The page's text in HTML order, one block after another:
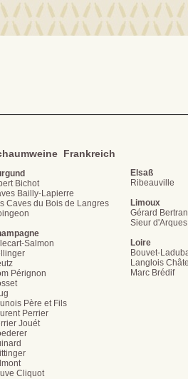
Frankreich
Bichot
Bailly-Lapierre
Caves du Bois de Langres
Salmon
Pérignon
Père et Fils
Perrier
Jouét
Cliquot
Elsaß
Ribeauville
Limoux
Gérard
Sieur d'Arques
Loire
Bouvet-
Langlois
Marc Brédif